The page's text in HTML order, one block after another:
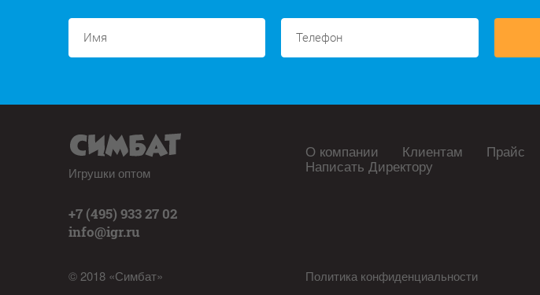
Игрушки оптом
+7 (495) 933 27 02
info@igr.ru
© 2018 «Симбат»
О компании Клиентам Прайс
Написать Директору
Политика конфиденциальности